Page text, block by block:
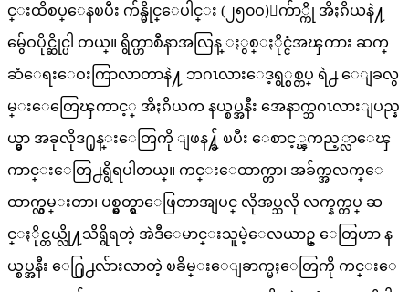
င္းထိစပ္ေနၿပီး က်န္မိုင္ေပါင္း (၂၅၀ဝ)ေက်ာ္ကို အိႏၵိယနဲ႔
မွ်ေဝပိုင္ဆိုင္ပါ တယ္။ ရွိတ္ဟာစီနာအလြန္ ႏွစ္ႏိုင္ငံအၾကား ဆက္
ဆံေရးေဝးကြာလာတာနဲ႔ ဘဂၤလားေဒ့ရွ္စစ္တပ္ ရဲ႕ ေျခလွ
မ္းေတြေၾကာင့္ အိႏၵိယက နယ္စပ္အနီး အေနာက္ဘဂၤလားျပည္န
ယ္မွာ အခုလိုဒ႐ုန္းေတြကို ျဖန႔္ခ် ၿပီး ေစာင့္ၾကည့္လာေၾ
ကာင္းေတြ႕ရွိရပါတယ္။ ကင္းေထာက္တာ၊ အခ်က္အလက္ေ
ထာက္လွမ္းတာ၊ ပစ္မွတ္ရွာေဖြတာအျပင္ လိုအပ္သလို လက္နက္တပ္ ဆ
င္ႏိုင္တယ္လို႔သိရွိရတဲ့ အဲဒီေမာင္းသူမဲ့ေလယာဥ္ ေတြဟာ န
ယ္စပ္အနီး ေ႐ြ႕လ်ားလာတဲ့ ၿခိမ္းေျခာက္မႈေတြကို ကင္းေ